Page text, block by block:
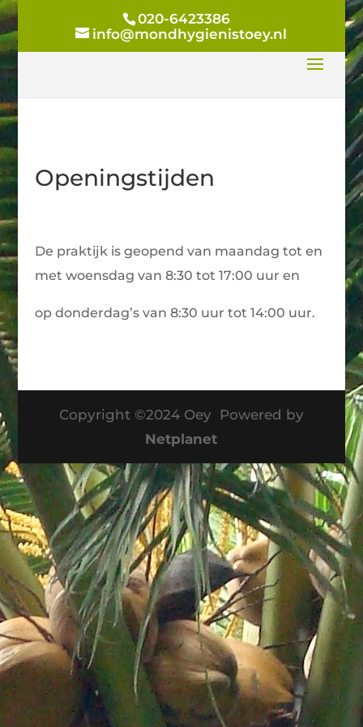
020-6423386
info@mondhygienistoey.nl
Openingstijden
De praktijk is geopend van maandag tot en
met woensdag van 8:30 tot 17:00 uur en
op donderdag’s van 8:30 uur tot 14:00 uur.
Copyright ©2024 Oey Powered by
Netplanet